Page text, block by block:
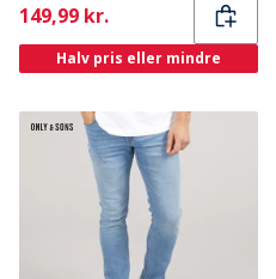
Current
149,99 kr.
Halv pris eller mindre